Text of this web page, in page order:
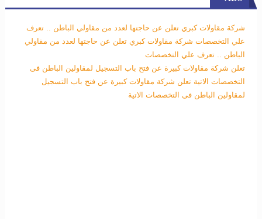
شركة مقاولات كبري تعلن عن حاجتها لعدد من مقاولي الباطن .. تعرف
علي التخصصات شركة مقاولات كبري تعلن عن حاجتها لعدد من مقاولي
الباطن .. تعرف علي التخصصات
تعلن شركة مقاولات كبيرة عن فتح باب التسجيل لمقاولين الباطن فى
التخصصات الاتية تعلن شركة مقاولات كبيرة عن فتح باب التسجيل
لمقاولين الباطن فى التخصصات الاتية